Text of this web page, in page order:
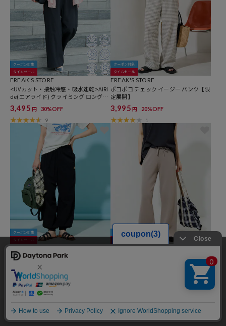
クーポン対象
タイムセール
FREAK'S STORE
<UVカット・接触冷感・吸水速乾>AiRi
de(エアライド) クライミング ロングパ
ンツ【限定展開】
3,495 円 30%OFF
9
クーポン対象
タイムセール
FREAK'S STORE
ポコポコ チェック イージー パンツ【限
定展開】
3,995 円 20%OFF
1
クーポン対象
タイムセール
KELTY × FREAK'S STORE
<吸水速乾>別注 4wayストレッチロン
グパンツ【限定展開】
6,952円 20%OFF
32
クーポン対象
FREAK'S STORE
サマーニットイージーパンツ【限定展
メニュー スタイリング 探す お気に入り カート
当サイトでは利用体験の向上およびコンテンツの最適な提供、トラフィック
の分析を目的としてCookieを使用しています。
サイトの閲覧を継続された場合、Cookieの利用に同意したことものといたし
ます。
詳細についてはプライバシーポリシー
承諾する